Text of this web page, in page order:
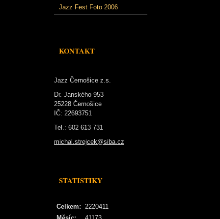
Jazz Fest Foto 2006
KONTAKT
Jazz Černošice z.s.
Dr. Janského 953
25228 Černošice
IČ: 22693751
Tel.: 602 613 731
michal.strejcek@siba.cz
STATISTIKY
Celkem: 2220411